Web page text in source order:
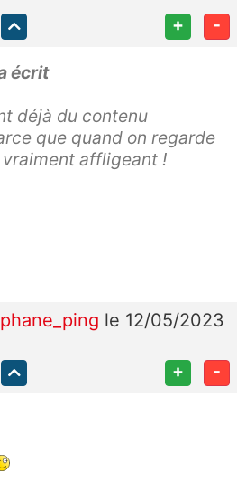
+ -
écrit
déjà du contenu
que quand on regarde
affligeant !
le 12/05/2023
+ -